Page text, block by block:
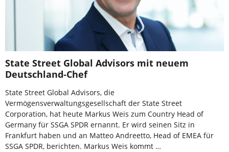
State Street Global Advisors mit neuem
Deutschland-Chef
State Street Global Advisors, die
Vermögensverwaltungsgesellschaft der State Street
Corporation, hat heute Markus Weis zum Country Head of
Germany für SSGA SPDR ernannt. Er wird seinen Sitz in
Frankfurt haben und an Matteo Andreetto, Head of EMEA für
SSGA SPDR, berichten. Markus Weis kommt …